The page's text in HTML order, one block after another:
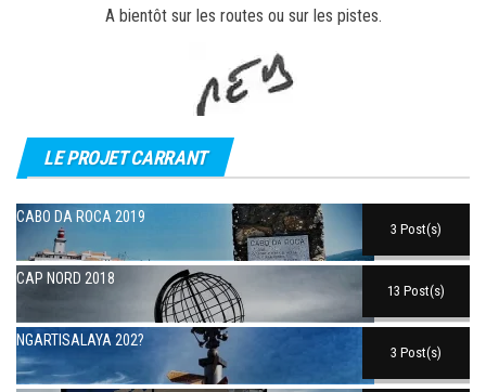
A bientôt sur les routes ou sur les pistes.
LE PROJET CARRANT
CABO DA ROCA 2019
3 Post(s)
CAP NORD 2018
13 Post(s)
NGARTISALAYA 202?
3 Post(s)